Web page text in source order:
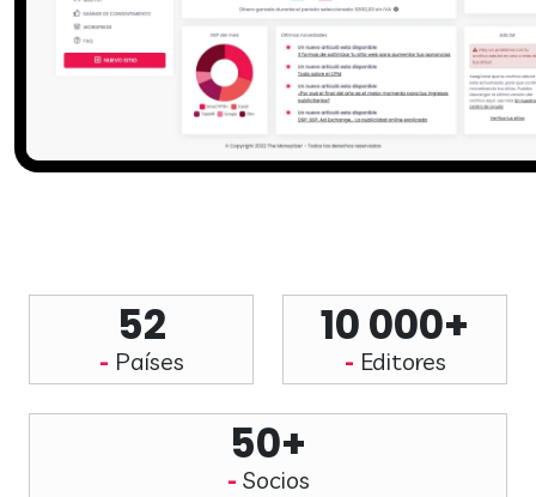
52
Países
10 000+
Editores
50+
Socios